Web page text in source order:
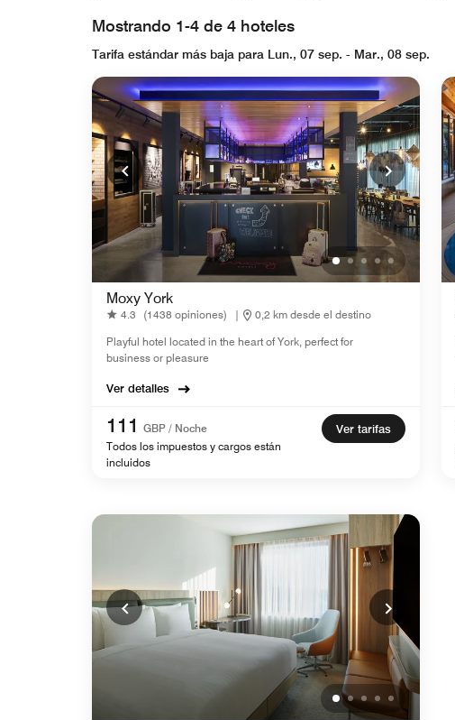
Mostrando 1-4 de 4 hoteles
Tarifa estándar más baja para Lun., 07 sep. - Mar., 08 sep.
Moxy York
4.3 (1438 opiniones) |
0,2 km desde el destino
Playful hotel located in the heart of York, perfect for
business or pleasure
Ver detalles
111 GBP / Noche
Todos los impuestos y cargos están
incluidos
Ver tarifas